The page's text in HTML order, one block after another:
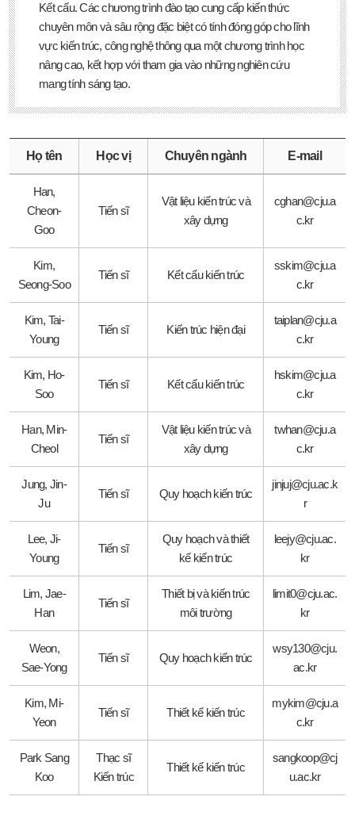
Kết cấu. Các chương trình đào tạo cung cấp kiến ​​thức
chuyên môn và sâu rộng đặc biệt có tính đóng góp cho lĩnh
vực kiến ​​trúc, công nghệ thông qua một chương trình học
nâng cao, kết hợp với tham gia vào những nghiên cứu
mang tính sáng tạo.
Họ tên Học vị Chuyên ngành E-mail
Han,
Cheon-
Goo
Tiến sĩ
Vật liệu kiến trúc và
xây dựng
cghan@cju.a
c.kr
Kim,
Seong-Soo
Tiến sĩ Kết cấu kiến trúc
sskim@cju.a
c.kr
Kim, Tai-
Young
Tiến sĩ Kiến trúc hiện đại
taiplan@cju.a
c.kr
Kim, Ho-
Soo
Tiến sĩ Kết cấu kiến trúc
hskim@cju.a
c.kr
Han, Min-
Cheol
Tiến sĩ
Vật liệu kiến trúc và
xây dựng
twhan@cju.a
c.kr
Jung, Jin-
Ju
Tiến sĩ Quy hoạch kiến trúc
jinjuj@cju.ac.k
r
Lee, Ji-
Young
Tiến sĩ
Quy hoạch và thiết
kế kiến trúc
leejy@cju.ac.
kr
Lim, Jae-
Han
Tiến sĩ
Thiết bị và kiến trúc
môi trường
limit0@cju.ac.
kr
Weon,
Sae-Yong
Tiến sĩ Quy hoạch kiến trúc
wsy130@cju.
ac.kr
Kim, Mi-
Yeon
Tiến sĩ Thiết kế kiến trúc
mykim@cju.a
c.kr
Park Sang
Koo
Thạc sĩ
Kiến trúc
Thiết kế kiến trúc
sangkoop@cj
u.ac.kr